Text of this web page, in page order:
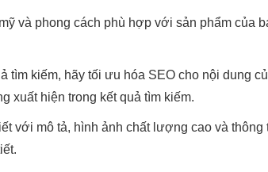
và phong cách phù hợp với sản phẩm của
tìm kiếm, hãy tối ưu hóa SEO cho nội dung
xuất hiện trong kết quả tìm kiếm.
với mô tả, hình ảnh chất lượng cao và thông